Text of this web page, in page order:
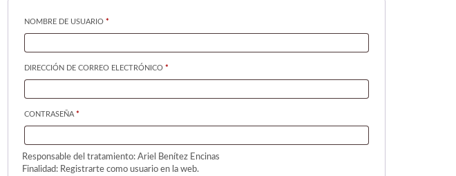
NOMBRE DE USUARIO *OBLIGATORIO
DIRECCIÓN DE CORREO ELECTRÓNICO *OBLIGATORIO
CONTRASEÑA *OBLIGATORIO
Responsable del tratamiento: Ariel Benítez Encinas
Finalidad: Registrarte como usuario en la web.